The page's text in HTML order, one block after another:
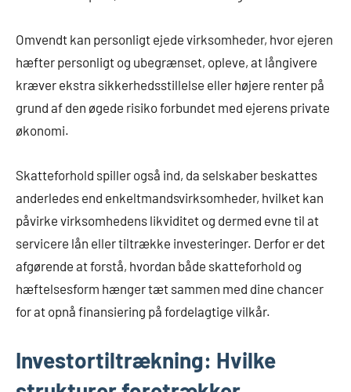
Omvendt kan personligt ejede virksomheder, hvor ejeren
hæfter personligt og ubegrænset, opleve, at långivere
kræver ekstra sikkerhedsstillelse eller højere renter på
grund af den øgede risiko forbundet med ejerens private
økonomi.
Skatteforhold spiller også ind, da selskaber beskattes
anderledes end enkeltmandsvirksomheder, hvilket kan
påvirke virksomhedens likviditet og dermed evne til at
servicere lån eller tiltrække investeringer. Derfor er det
afgørende at forstå, hvordan både skatteforhold og
hæftelsesform hænger tæt sammen med dine chancer
for at opnå finansiering på fordelagtige vilkår.
Investortiltrækning: Hvilke